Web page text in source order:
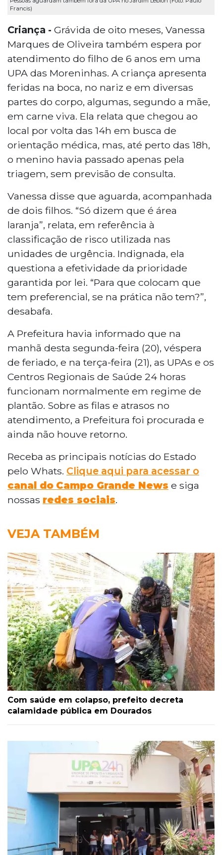
Francis)
Criança - Grávida de oito meses, Vanessa
Marques de Oliveira também espera por
atendimento do filho de 6 anos em uma
UPA das Moreninhas. A criança apresenta
feridas na boca, no nariz e em diversas
partes do corpo, algumas, segundo a mãe,
em carne viva. Ela relata que chegou ao
local por volta das 14h em busca de
orientação médica, mas, até perto das 18h,
o menino havia passado apenas pela
triagem, sem previsão de consulta.
Vanessa disse que aguarda, acompanhada
de dois filhos. “Só dizem que é área
laranja”, relata, em referência à
classificação de risco utilizada nas
unidades de urgência. Indignada, ela
questiona a efetividade da prioridade
garantida por lei. “Para que colocam que
tem preferencial, se na prática não tem?”,
desabafa.
A Prefeitura havia informado que na
manhã desta segunda-feira (20), véspera
de feriado, e na terça-feira (21), as UPAs e os
Centros Regionais de Saúde 24 horas
funcionam normalmente em regime de
plantão. Sobre as filas e atrasos no
atendimento, a Prefeitura foi procurada e
ainda não houve retorno.
Receba as principais notícias do Estado
pelo Whats. Clique aqui para acessar o
canal do Campo Grande News e siga
nossas redes sociais.
VEJA TAMBÉM
Com saúde em colapso, prefeito decreta
calamidade pública em Dourados